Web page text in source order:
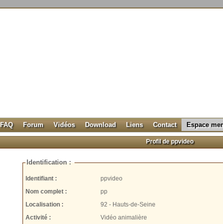
FAQ Forum Vidéos Download Liens Contact Espace
Profil de ppvideo
Identification :
Identifiant :
ppvideo
Nom complet :
pp
Localisation :
92 - Hauts-de-Seine
Activité :
Vidéo animalière